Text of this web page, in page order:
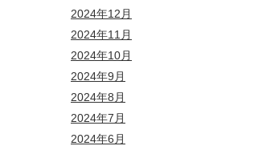
2024年12月
2024年11月
2024年10月
2024年9月
2024年8月
2024年7月
2024年6月